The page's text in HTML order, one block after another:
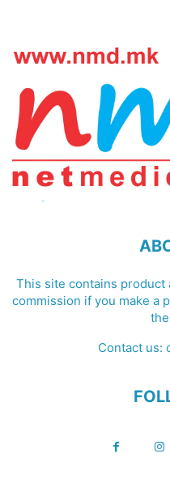
This site contains product
commission if you make a
Contact us: